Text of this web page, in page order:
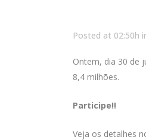
Posted at 02:50h
Ontem, dia 30 de
8,4 milhões.
Participe!!
Veja os detalhes